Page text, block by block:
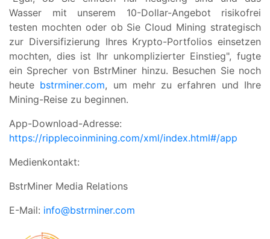
Wasser mit unserem 10-Dollar-Angebot risikofrei
testen mochten oder ob Sie Cloud Mining strategisch
zur Diversifizierung Ihres Krypto-Portfolios einsetzen
mochten, dies ist Ihr unkomplizierter Einstieg", fugte
ein Sprecher von BstrMiner hinzu. Besuchen Sie noch
heute bstrminer.com, um mehr zu erfahren und Ihre
Mining-Reise zu beginnen.
App-Download-Adresse:
https://ripplecoinmining.com/xml/index.html#/app
Medienkontakt:
BstrMiner Media Relations
E-Mail: info@bstrminer.com